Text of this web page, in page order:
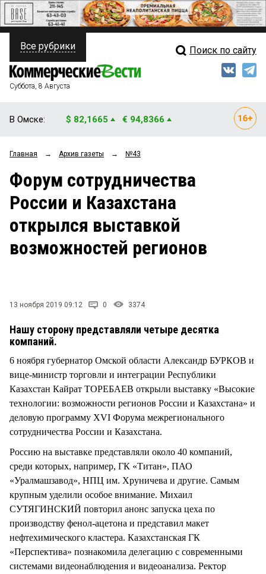
ПОЛИТИКА
ФИНАНСЫ
ОБЩЕСТВО
ЗАКОН
Свежий выпуск
Рейтинги
Блоги
Архив
Все рубрики Поиск по сайту
Суббота, 8 Августа
В Омске: $ 82,1665 € 94,8366
Главная → Архив газеты → №43
Форум сотрудничества
России и Казахстана
открылся выставкой
возможностей регионов
13 ноября 2019 09:12 0 3374
Нашу сторону представляли четыре десятка
компаний.
6 ноября губернатор Омской области Александр БУРКОВ и
вице-министр торговли и интеграции Республики
Казахстан Кайрат ТОРЕБАЕВ открыли выставку «Высокие
технологии: возможности регионов России и Казахстана» и
деловую программу XVI Форума межрегионального
сотрудничества России и Казахстана.
Россию на выставке представляли около 40 компаний,
среди которых, например, ГК «Титан», ПАО
«Уралмашзавод», НПЦ им. Хруничева и другие. Самым
крупным уделили особое внимание. Михаил
СУТЯГИНСКИЙ повторил анонс запуска цеха по
производству фенол-ацетона и представил макет
нефтехимического кластера. Казахстанская ГК
«Перспектива» познакомила делегацию с современными
системами видеонаблюдения и видеоанализа. Ректор